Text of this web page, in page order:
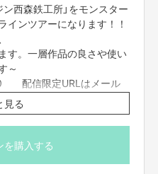
費、発送料に当てさせて頂きます。
行っている場合、メールが受信で
」を受信設定してください。
応募した参加者全てが、反社会的
、暴力団関係企業、総会屋等、社
及びこれらに準ずる団体、並びにこ
します。）に該当せず、また、こ
されるべき関係を有していないこと
西森鉄工所」をモンスター
インツアーになります！！
す。一層作品の良さや使い
～
配信限定URLはメール
す
16:00までで締め切らせ
見る
を購入する